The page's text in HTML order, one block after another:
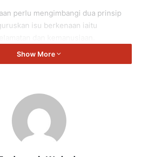
perlu mengimbangi dua prinsip
isu berkenaan iaitu
berasaskan prinsip yang terang iaitu
bermaksud kita tidak akan
isu keselamatan negara kerana ia
ekonomi dan keselamatan dalam
berucap dalam Program Citra
Show More